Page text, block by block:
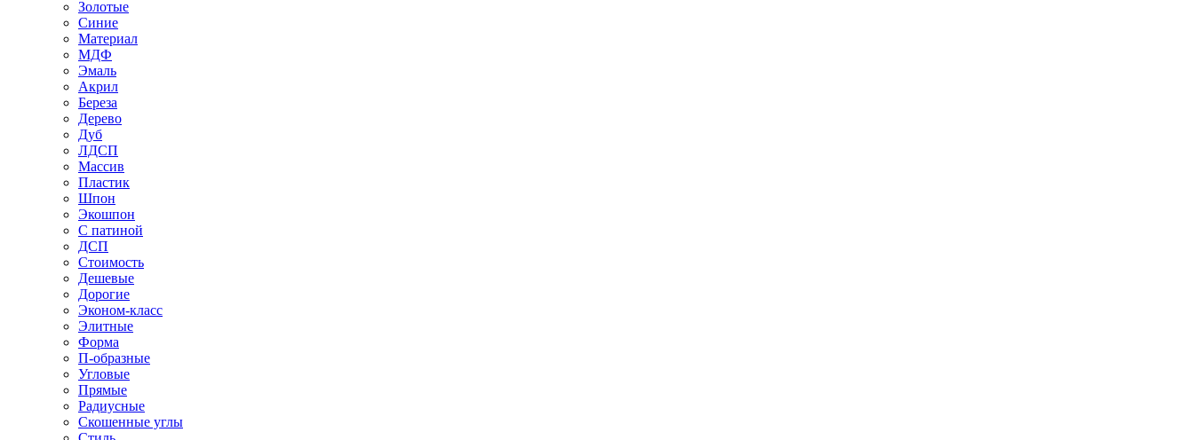
Золотые
Синие
Материал
МДФ
Эмаль
Акрил
Береза
Дерево
Дуб
ЛДСП
Массив
Пластик
Шпон
Экошпон
С патиной
ДСП
Стоимость
Дешевые
Дорогие
Эконом-класс
Элитные
Форма
П-образные
Угловые
Прямые
Радиусные
Скошенные углы